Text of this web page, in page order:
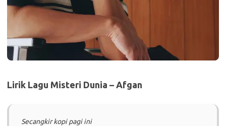
Lirik Lagu Misteri Dunia – Afgan
Secangkir kopi pagi ini